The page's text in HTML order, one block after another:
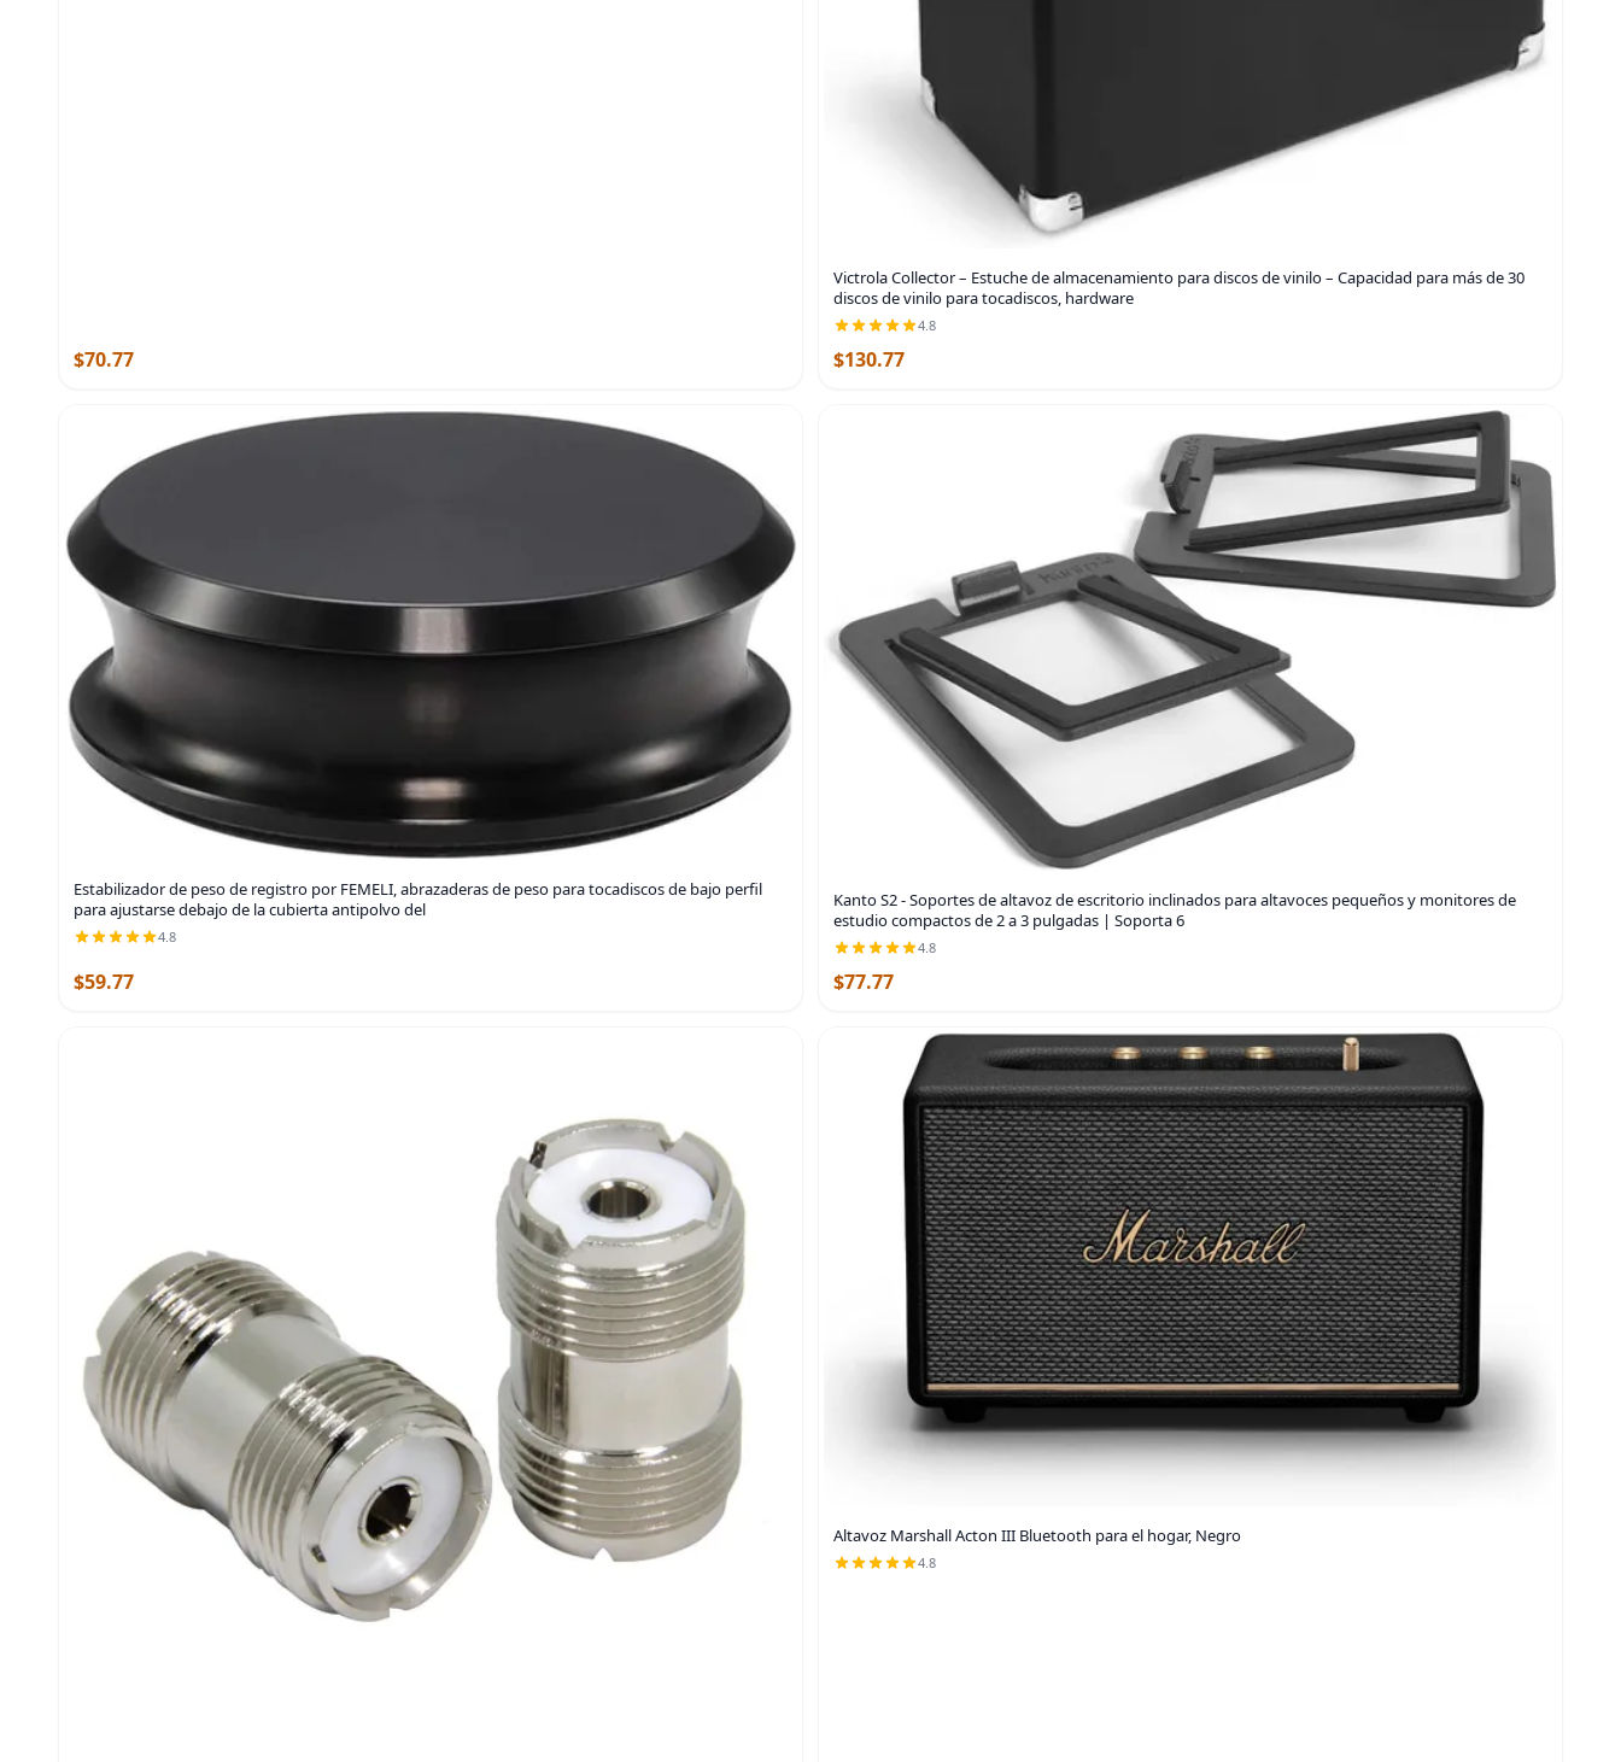
$70.77
Victrola Collector – Estuche de almacenamiento para discos de vinilo – Capacidad para más de 30
discos de vinilo para tocadiscos, hardware
4.8
$130.77
Estabilizador de peso de registro por FEMELI, abrazaderas de peso para tocadiscos de bajo perfil
para ajustarse debajo de la cubierta antipolvo del
4.8
$59.77
Kanto S2 - Soportes de altavoz de escritorio inclinados para altavoces pequeños y monitores de
estudio compactos de 2 a 3 pulgadas | Soporta 6
4.8
$77.77
Altavoz Marshall Acton III Bluetooth para el hogar, Negro
4.8